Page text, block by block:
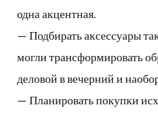
одна акцентная.
— Подбирать аксессуары
могли трансформировать
деловой в вечерний и
— Планировать покупки